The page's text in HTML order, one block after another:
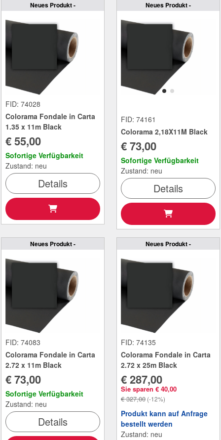
Neues Produkt -
FID: 74028
Colorama Fondale in Carta
1.35 x 11m Black
€ 55,00
Sofortige Verfügbarkeit
Zustand: neu
Details
Neues Produkt -
FID: 74161
Colorama 2,18X11M Black
€ 73,00
Sofortige Verfügbarkeit
Zustand: neu
Details
Neues Produkt -
FID: 74083
Colorama Fondale in Carta
2.72 x 11m Black
€ 73,00
Sofortige Verfügbarkeit
Zustand: neu
Details
Neues Produkt -
FID: 74135
Colorama Fondale in Carta
2.72 x 25m Black
€ 287,00
Sie sparen € 40,00
€ 327,00 (-12%)
Produkt kann auf Anfrage
bestellt werden
Zustand: neu